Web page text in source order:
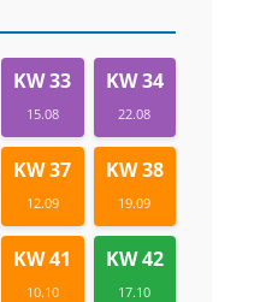
KW 33
15.08
KW 34
22.08
KW 37
12.09
KW 38
19.09
KW 41
10.10
KW 42
17.10